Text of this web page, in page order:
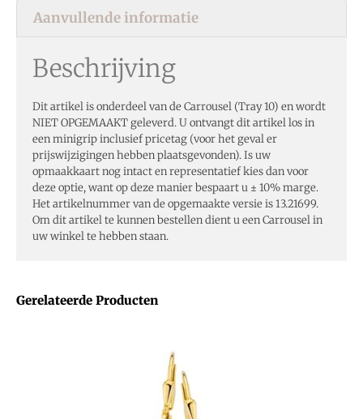
Gerelateerde Producten
Aanvullende informatie
Beschrijving
Dit artikel is onderdeel van de Carrousel (Tray 10) en wordt
NIET OPGEMAAKT geleverd. U ontvangt dit artikel los in
een minigrip inclusief pricetag (voor het geval er
prijswijzigingen hebben plaatsgevonden). Is uw
opmaakkaart nog intact en representatief kies dan voor
deze optie, want op deze manier bespaart u ± 10% marge.
Het artikelnummer van de opgemaakte versie is 13.21699.
Om dit artikel te kunnen bestellen dient u een Carrousel in
uw winkel te hebben staan.